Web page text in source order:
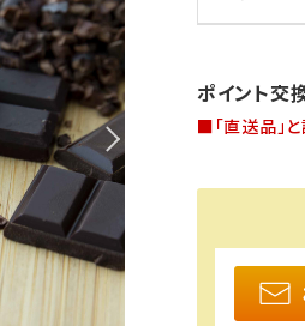
ポイント交
■「直送品」